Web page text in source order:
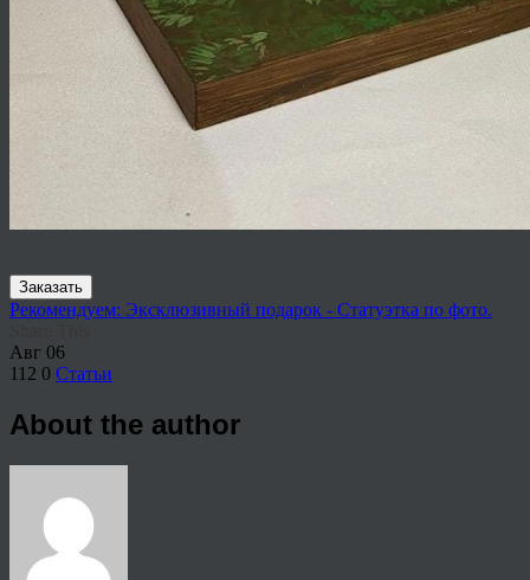
Заказать
Рекомендуем: Эксклюзивный подарок - Статуэтка по фото.
Авг 06
112 0 Статьи
About the author